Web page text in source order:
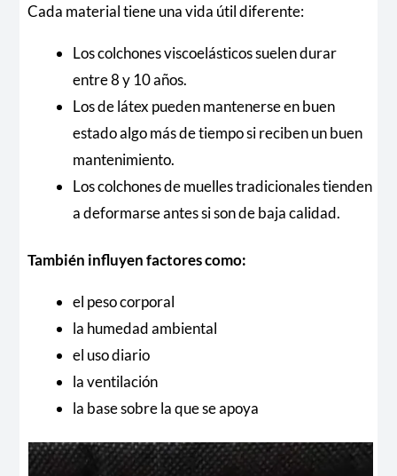
Cada material tiene una vida útil diferente:
Los colchones viscoelásticos suelen durar
entre 8 y 10 años.
Los de látex pueden mantenerse en buen
estado algo más de tiempo si reciben un buen
mantenimiento.
Los colchones de muelles tradicionales tienden
a deformarse antes si son de baja calidad.
También influyen factores como:
el peso corporal
la humedad ambiental
el uso diario
la ventilación
la base sobre la que se apoya